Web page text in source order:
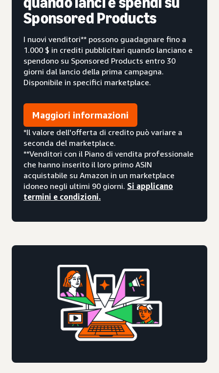
Sponsored Products
I nuovi venditori** possono guadagnare fino a
1.000 $ in crediti pubblicitari quando lanciano e
spendono su Sponsored Products entro 30
giorni dal lancio della prima campagna.
Disponibile in specifici marketplace.
Maggiori informazioni
*Il valore dell'offerta di credito può variare a
seconda del marketplace.
**Venditori con il Piano di vendita professionale
che hanno inserito il loro primo ASIN
acquistabile su Amazon in un marketplace
idoneo negli ultimi 90 giorni. Si applicano
termini e condizioni.